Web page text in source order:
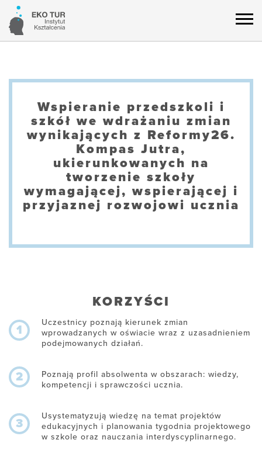
Wspieranie przedszkoli i
szkół we wdrażaniu zmian
wynikających z Reformy26.
Kompas Jutra,
ukierunkowanych na
tworzenie szkoły
wymagającej, wspierającej i
przyjaznej rozwojowi ucznia
KORZYŚCI
1
Uczestnicy poznają kierunek zmian
wprowadzanych w oświacie wraz z uzasadnieniem
podejmowanych działań.
2
Poznają profil absolwenta w obszarach: wiedzy,
kompetencji i sprawczości ucznia.
3
Usystematyzują wiedzę na temat projektów
edukacyjnych i planowania tygodnia projektowego
w szkole oraz nauczania interdyscyplinarnego.